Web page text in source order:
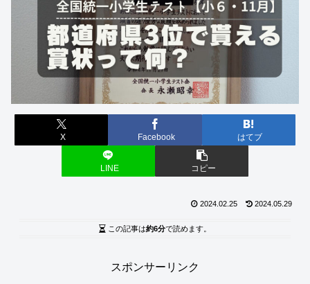
X Facebook はてブ
LINE コピー
2024.02.25 2024.05.29
この記事は約6分で読めます。
スポンサーリンク